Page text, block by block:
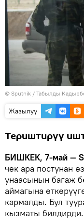
© Sputnik / Табылды
Жазылуу
Териштирүү
БИШКЕК, 7-май —
чек ара постунан
унаасынын багаж
аймагына
кармалды. Бул
кызматы билдирди.